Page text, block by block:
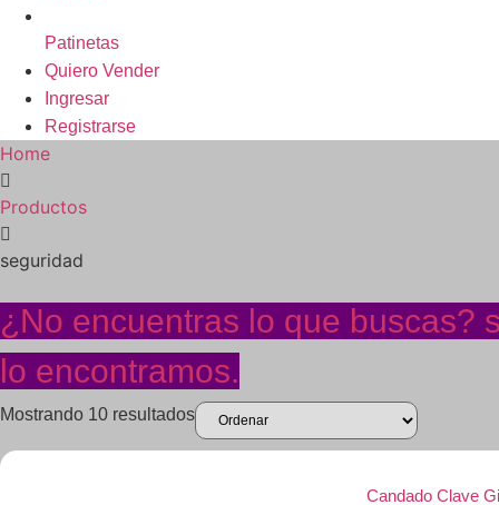
Patinetas
Quiero Vender
Ingresar
Registrarse
Home
Productos
seguridad
¿No encuentras lo que buscas?
lo encontramos.
Mostrando 10 resultados
Candado Clave